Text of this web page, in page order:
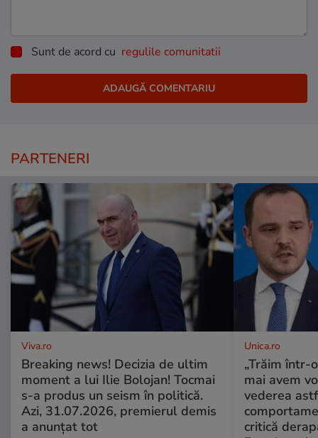
Sunt de acord cu regulile comunitatii
PARTENERI
Viva.ro
Breaking news! Decizia de ultim
moment a lui Ilie Bolojan! Tocmai
s-a produs un seism în politică.
Azi, 31.07.2026, premierul demis
a anunțat tot
Unica.ro
„Trăim într-
mai avem
vederea
critică